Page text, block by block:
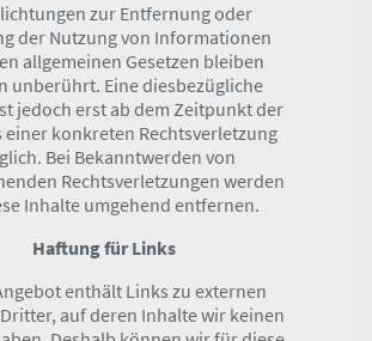
zur Entfernung oder
der Nutzung von Informationen
allgemeinen Gesetzen bleiben
unberührt. Eine diesbezügliche
jedoch erst ab dem Zeitpunkt der
einer konkreten Rechtsverletzung
Bei Bekanntwerden von
Rechtsverletzungen werden
Inhalte umgehend entfernen.
Haftung für Links
enthält Links zu externen
auf deren Inhalte wir keinen